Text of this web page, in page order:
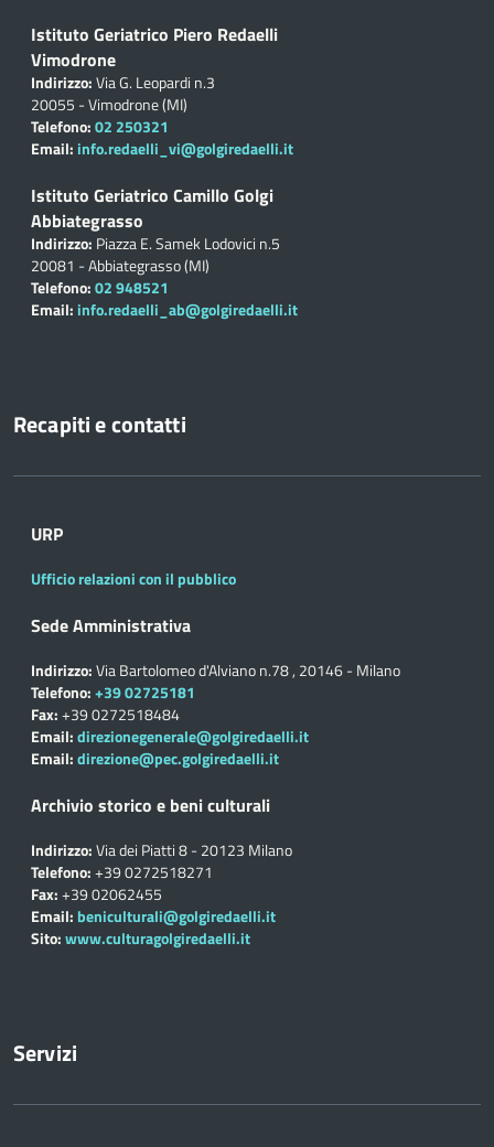
Istituto Geriatrico Piero Redaelli
Vimodrone
Indirizzo:Via G. Leopardi n.3
20055 - Vimodrone (MI)
Telefono:02 250321
Email: info.redaelli_vi@golgiredaelli.it
Istituto Geriatrico Camillo Golgi
Abbiategrasso
Indirizzo: Piazza E. Samek Lodovici n.5
20081 - Abbiategrasso (MI)
Telefono:02 948521
Email: info.redaelli_ab@golgiredaelli.it
Recapiti e contatti
URP
Ufficio relazioni con il pubblico
Sede Amministrativa
Indirizzo:Via Bartolomeo d'Alviano n.78 , 20146 - Milano
Telefono:+39 02725181
Fax:+39 0272518484
Email:direzionegenerale@golgiredaelli.it
Email:direzione@pec.golgiredaelli.it
Archivio storico e beni culturali
Indirizzo:Via dei Piatti 8 - 20123 Milano
Telefono:+39 0272518271
Fax:+39 02062455
Email: beniculturali@golgiredaelli.it
Sito:www.culturagolgiredaelli.it
Servizi